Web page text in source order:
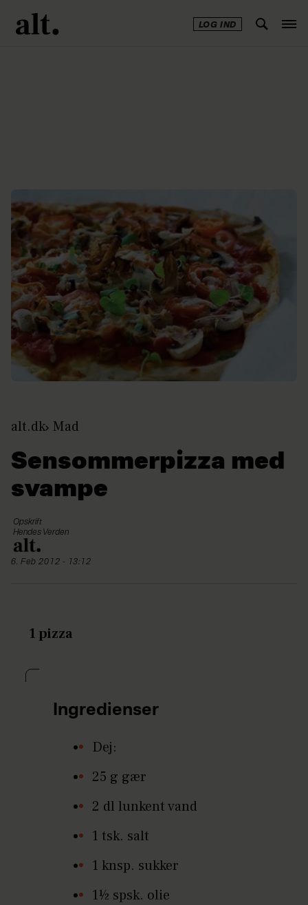
LOG IND
alt.dk Mad
Sensommerpizza med
svampe
Opskrift
Hendes Verden
6. Feb 2012 - 13:12
1 pizza
Ingredienser
Dej:
25 g gær
2 dl lunkent vand
1 tsk. salt
1 knsp. sukker
1½ spsk. olie